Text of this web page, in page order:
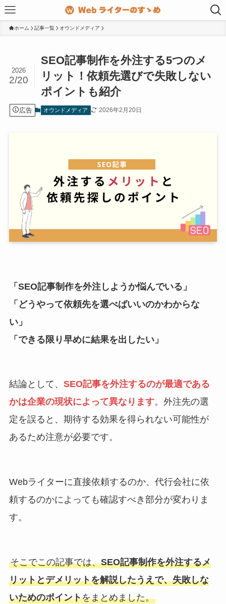
ホーム 記事一覧 オウンドメディア
SEO記事制作を外注する5つのメ
リット！依頼先選びで失敗しない
ポイントも紹介
2026
2/20
広告 オウンドメディア 2026年2月20日
「SEO記事制作を外注しようか悩んでいる」
「どうやって依頼先を選べばいいのかわからな
い」
「できる限り早めに結果を出したい」
結論として、 SEO記事を外注するのが最適である
かは企業の現状によって異なります。外注先の選
定を誤ると、期待する効果を得られない可能性が
あるため注意が必要です。
Webライターに直接依頼するのか、代行会社に依
頼するのかによっても確認すべき部分が変わりま
す。
そこでこの記事では、SEO記事制作を外注するメ
リットとデメリットを解説したうえで、失敗しな
いためのポイントをまとめました。